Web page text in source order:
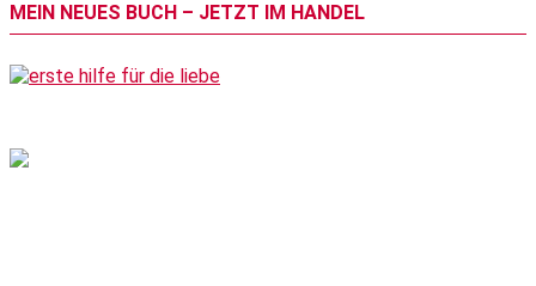
MEIN NEUES BUCH – JETZT IM HANDEL